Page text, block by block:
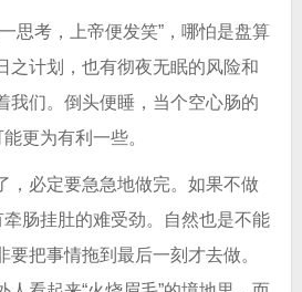
思考，上帝便发笑”，哪怕是盘算
之计划，也有彻夜无眠的风险和
我们。倒头便睡，当个空心肠的
更为有利一些。
，必定要急急地做完。如果不做
牵肠挂肚的难受劲。自然也是不能
要把事情拖到最后一刻才去做。